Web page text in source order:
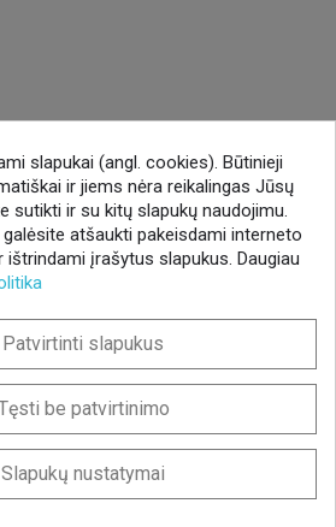
slapukai (angl. cookies). Būtinieji
ir jiems nėra reikalingas Jūsų
sutikti ir su kitų slapukų naudojimu.
atšaukti pakeisdami interneto
įrašytus slapukus. Daugiau
Patvirtinti slapukus
be patvirtinimo
Slapukų nustatymai